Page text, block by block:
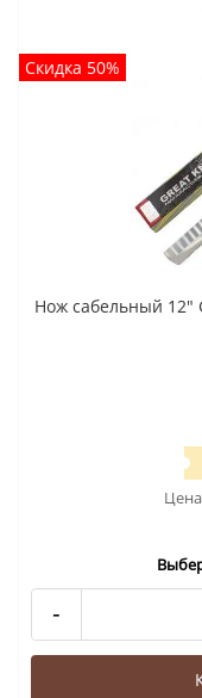
Скидка 50%
Нож сабельный 12"
-